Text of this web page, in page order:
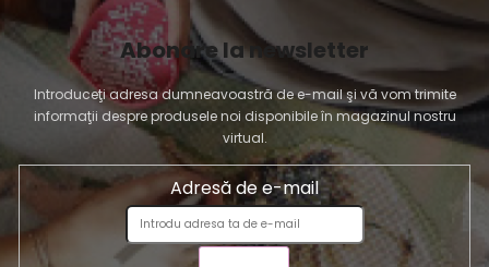
Abonare la newsletter
Introduceţi adresa dumneavoastră de e-mail şi vă vom trimite
informaţii despre produsele noi disponibile în magazinul nostru
virtual.
Adresă de e-mail